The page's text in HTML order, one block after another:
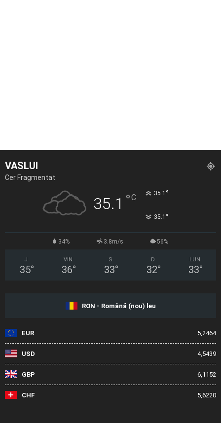
VASLUI
Cer Fragmentat
35.1 °C 35.1 °
35.1 °
34% 3.8m/s 56%
J
35°
VIN
36°
S
33°
D
32°
LUN
33°
RON - Română (nou) leu
EUR 5,2464
USD 4,5439
GBP 6,1152
CHF 5,6220